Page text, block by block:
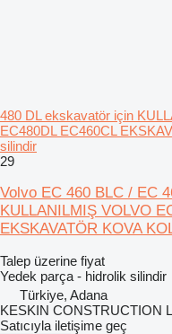
480 DL ekskavatör için
EC480DL EC460CL
silindir
29
Volvo EC 460 BLC / EC
KULLANILMIŞ VOLVO
EKSKAVATÖR KOVA
Talep üzerine fiyat
Yedek parça - hidrolik silindir
Türkiye, Adana
KESKIN CONSTRUCTION
Satıcıyla iletişime geç